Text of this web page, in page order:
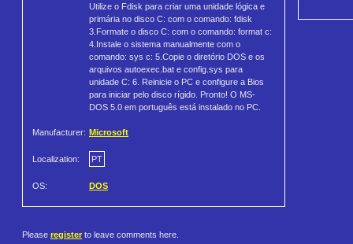
Utilize o Fdisk para criar uma unidade lógica e
primária no disco C: com o comando: fdisk
3.Formate o disco C: com o comando: format c:
4.Instale o sistema manualmente com o
comando: sys c: 5.Copie o diretório DOS e os
arquivos autoexec.bat e config.sys para
unidade C: 6. Reinicie o PC e configure a Bios
para iniciar pelo disco rígido. Pronto! O MS-
DOS 5.0 em português está instalado no PC.
Manufacturer: Microsoft
Localization: PT
OS: DOS
Please register to leave comments here.